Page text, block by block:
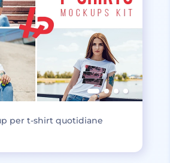
per t-shirt quotidiane